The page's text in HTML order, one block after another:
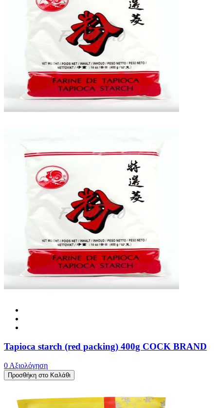
Tapioca starch (red packing) 400g COCK BRAND
0 Αξιολόγηση
Προσθήκη στο Καλάθι